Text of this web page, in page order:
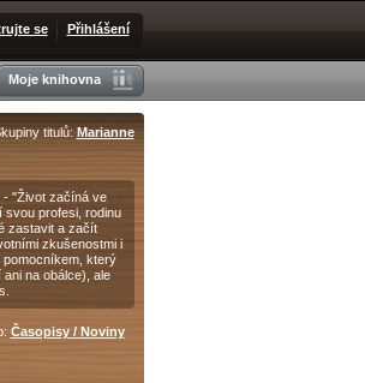
se Přihlášení
Moje knihovna
titulů: Marianne
- "Život začíná ve
svou profesi, rodinu
zastavit a začít
zkušenostmi i
pomocníkem, který
na obálce), ale
Časopisy / Noviny